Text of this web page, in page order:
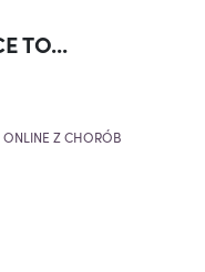
TO...
Z CHORÓB